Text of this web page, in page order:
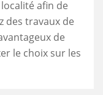
afin de
des travaux de
de
le choix sur les